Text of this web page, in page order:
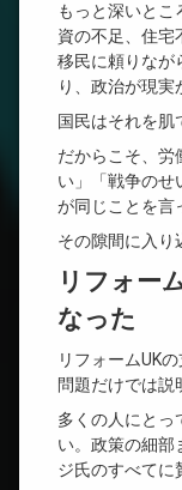
もっと深いと
資の不足、住宅
移民に頼りなが
り、政治が現実
国民はそれを肌
だからこそ、労
い」「戦争のせ
が同じことを言
その隙間に入り
リフォー
なった
リフォームUK
問題だけでは説
多くの人にとっ
い。政策の細部
ジ氏のすべてに